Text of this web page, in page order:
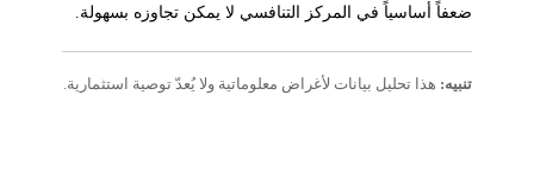
ضعفاً أساسياً في المركز التنافسي لا يمكن تجاوزه بسهولة.
تنبيه:هذا تحليل بيانات لأغراض معلوماتية ولا يُعدّ توصية استثمارية.